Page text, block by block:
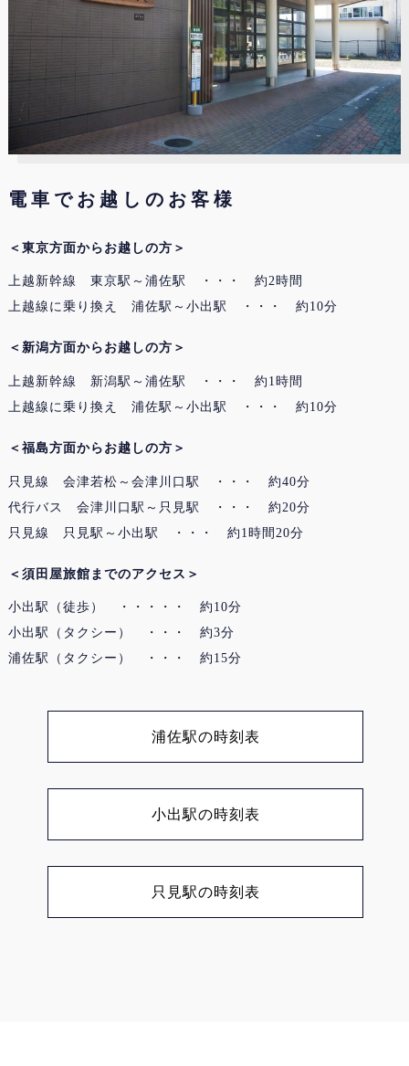
電車でお越しのお客様
＜東京方面からお越しの方＞
上越新幹線 東京駅～浦佐駅 ・・・ 約2時間
上越線に乗り換え 浦佐駅～小出駅 ・・・ 約10分
＜新潟方面からお越しの方＞
上越新幹線 新潟駅～浦佐駅 ・・・ 約1時間
上越線に乗り換え 浦佐駅～小出駅 ・・・ 約10分
＜福島方面からお越しの方＞
只見線 会津若松～会津川口駅 ・・・ 約40分
代行バス 会津川口駅～只見駅 ・・・ 約20分
只見線 只見駅～小出駅 ・・・ 約1時間20分
＜須田屋旅館までのアクセス＞
小出駅（徒歩） ・・・・・ 約10分
小出駅（タクシー） ・・・ 約3分
浦佐駅（タクシー） ・・・ 約15分
浦佐駅の時刻表
小出駅の時刻表
只見駅の時刻表